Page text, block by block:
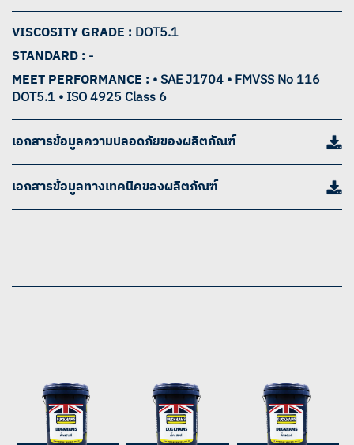
VISCOSITY GRADE : DOT5.1
STANDARD : -
MEET PERFORMANCE : • SAE J1704 • FMVSS No 116
DOT5.1 • ISO 4925 Class 6
เอกสารข้อมูลความปลอดภัยของผลิตภัณฑ์
เอกสารข้อมูลทางเทคนิคของผลิตภัณฑ์